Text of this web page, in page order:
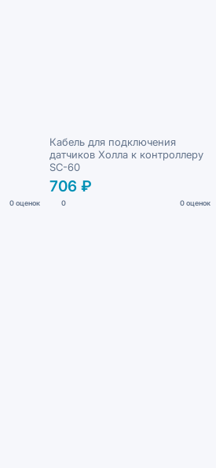
0 оценок
Кабель для подключения
датчиков Холла к контроллеру
SC-60
706 ₽
0 0 оценок